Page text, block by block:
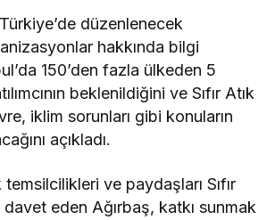
düzenlenecek
hakkında bilgi
150’den fazla ülkeden 5
beklenildiğini ve Sıfır Atık
iklim sorunları gibi konuların
açıkladı.
ve paydaşları Sıfır
davet eden Ağırbaş, katkı sunmak